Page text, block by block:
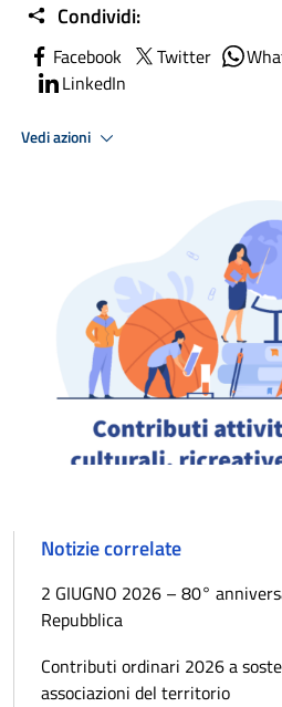
Condividi:
Facebook Twitter
LinkedIn
Vedi azioni
Notizie correlate
2 GIUGNO 2026 – 80°
Repubblica
Contributi ordinari 2026 a
associazioni del territorio